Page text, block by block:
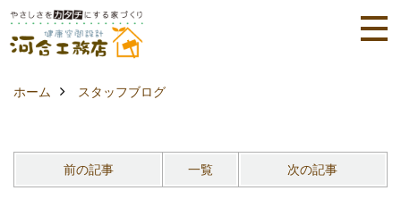
ホーム スタッフブログ
前の記事 一覧 次の記事